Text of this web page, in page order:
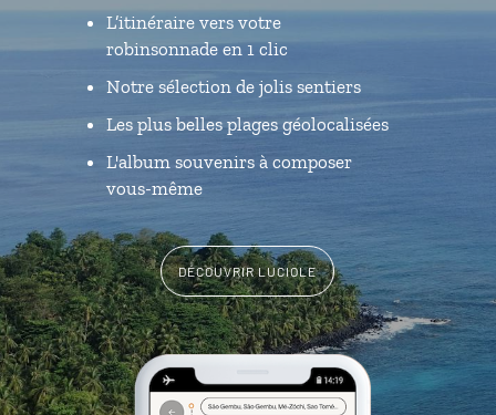
L’itinéraire vers votre
robinsonnade en 1 clic
Notre sélection de jolis sentiers
Les plus belles plages géolocalisées
L'album souvenirs à composer
vous-même
DÉCOUVRIR LUCIOLE